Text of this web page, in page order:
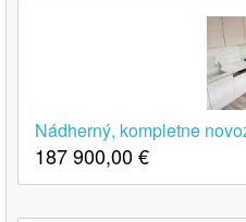
Nádherný, kompletne
187 900,00€